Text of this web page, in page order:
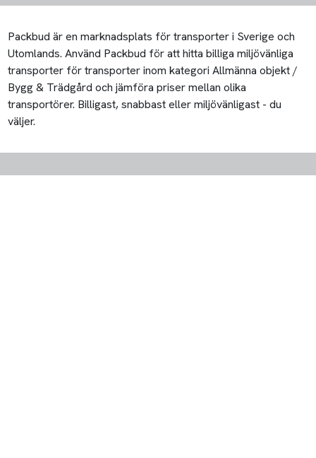
Packbud är en marknadsplats för transporter i Sverige och
Utomlands. Använd Packbud för att hitta billiga miljövänliga
transporter för transporter inom kategori Allmänna objekt /
Bygg & Trädgård och jämföra priser mellan olika
transportörer. Billigast, snabbast eller miljövänligast - du
väljer.